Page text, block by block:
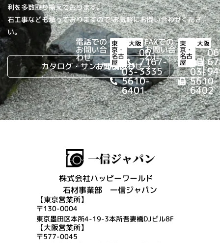
利を多数取り揃えております。
石工事なども承っておりますので お気軽にお問い合わせくださ
い。
カタログ・サンプル請求
お問い合わせ
電話での
お問い合
わせ
東
京・
名古
屋
03-
5610-
6401
大阪
06-
7167-
3335
FAXでの
お問い合
わせ
東
京・
名古
屋
03-
5610-
6402
大阪
株式会社ハッピーワールド
石材事業部 一信ジャパン
【東京営業所】
〒130-0004
東京墨田区本所4-19-3本所吾妻橋DJビル8F
【大阪営業所】
〒577-0045